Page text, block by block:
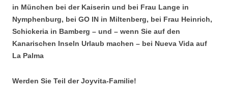
in München bei der Kaiserin und bei Frau Lange in
Nymphenburg, bei GO IN in Miltenberg, bei Frau Heinrich,
Schickeria in Bamberg – und – wenn Sie auf den
Kanarischen Inseln Urlaub machen – bei Nueva Vida auf
La Palma
Werden Sie Teil der Joyvita-Familie!